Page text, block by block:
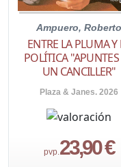
Ampuero, Roberto
ENTRE LA PLUMA Y
POLÍTICA "APUNTES
UN CANCILLER"
Plaza & Janes. 2026
pvp.23,90 €